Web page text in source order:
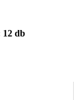
12 db